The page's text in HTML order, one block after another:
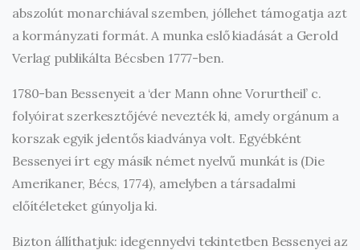
abszolút monarchiával szemben, jóllehet támogatja azt
a kormányzati formát. A munka eslő kiadását a Gerold
Verlag publikálta Bécsben 1777-ben.
1780-ban Bessenyeit a ‘der Mann ohne Vorurtheil’ c.
folyóirat szerkesztőjévé nevezték ki, amely orgánum a
korszak egyik jelentős kiadványa volt. Egyébként
Bessenyei írt egy másik német nyelvű munkát is (Die
Amerikaner, Bécs, 1774), amelyben a társadalmi
előítéleteket gúnyolja ki.
Bizton állíthatjuk: idegennyelvi tekintetben Bessenyei az